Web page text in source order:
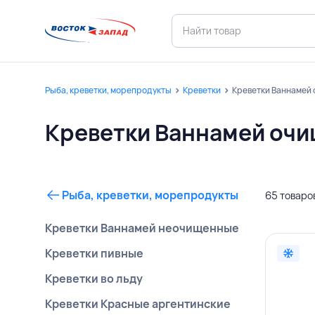
Рыба, креветки, морепродукты Креветки Креветки
Креветки Ваннамей
Рыба, креветки, морепродукты
Креветки Ваннамей неочищенные
Креветки пивные
Креветки во льду
Креветки Красные аргентинские
65